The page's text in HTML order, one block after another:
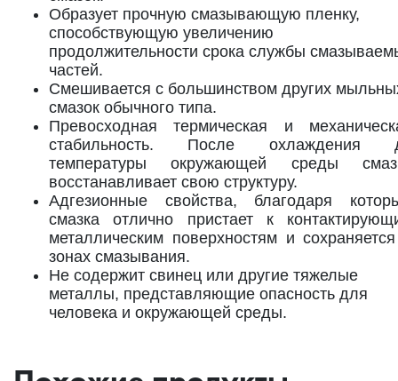
Образует прочную смазывающую пленку,
способствующую увеличению
продолжительности срока службы
частей.
Смешивается с большинством других
смазок обычного типа.
Превосходная термическая и
стабильность. После охлаждения
температуры окружающей среды
восстанавливает свою структуру.
Адгезионные свойства, благодаря
смазка отлично пристает к
металлическим поверхностям и
зонах смазывания.
Не содержит свинец или другие тяжелые
металлы, представляющие опасность для
человека и окружающей среды.